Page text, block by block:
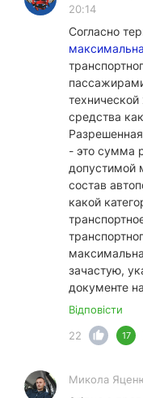
20:14
Согласно
технической
средства
- это сумма
допустимой
состав
какой
зачастую,
документе
Відповісти
22
17
Микола